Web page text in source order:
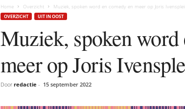
Home Overzicht Muziek, spoken word en comedy en meer op Joris
OVERZICHT UIT IN OOST
Muziek, spoken word
meer op Joris
Door redactie - 15 september 2022